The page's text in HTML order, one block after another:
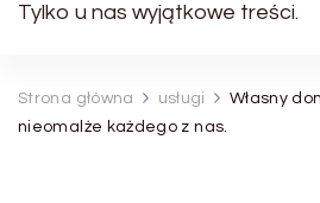
Tylko u nas wyjątkowe treści.
Strona główna usługi
Własny
nieomalże każdego z nas.